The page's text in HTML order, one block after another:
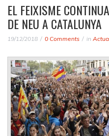
EL FEIXISME
DE NEU A CATALUNYA
19/12/2018 0 Comments in